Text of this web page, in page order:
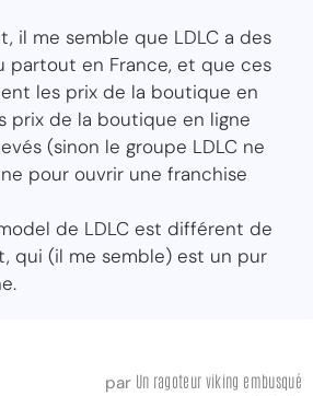
il me semble que LDLC a des
partout en France, et que ces
les prix de la boutique en
prix de la boutique en ligne
(sinon le groupe LDLC ne
pour ouvrir une franchise
de LDLC est différent de
qui (il me semble) est un pur
par Un ragoteur viking embusqué